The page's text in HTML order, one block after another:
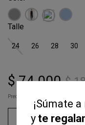
Talle
24 26 28 30
$ 74.000 $
Precio s/Imp.Nac
¡Súmate
y te